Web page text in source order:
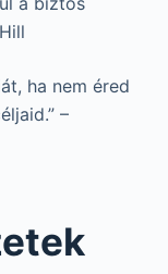
ha nem éred
–